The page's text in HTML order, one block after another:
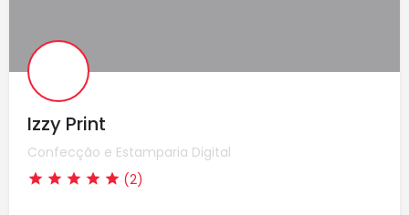
Izzy Print
Confecção e Estamparia Digital
(2)